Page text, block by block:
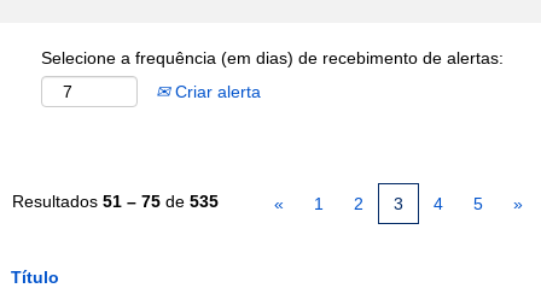
Selecione a frequência (em dias) de recebimento de alertas:
Criar alerta
Resultados 51 – 75 de 535 « 1 2 3 4 5 »
Título